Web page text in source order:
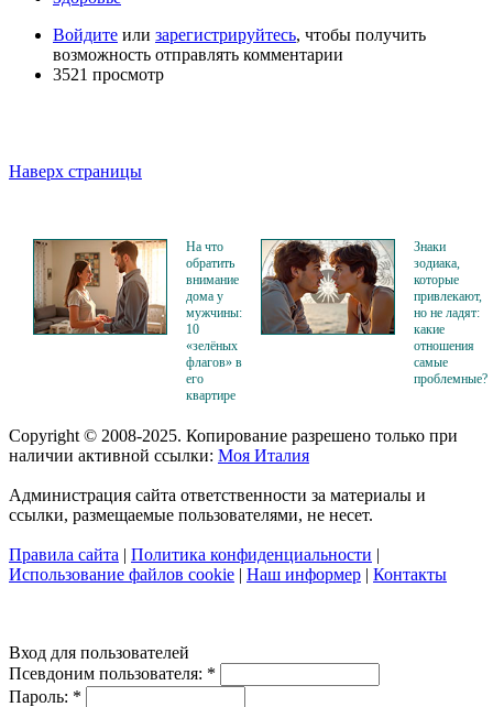
Войдите или зарегистрируйтесь, чтобы получить
возможность отправлять комментарии
3521 просмотр
Наверх страницы
На что
обратить
внимание
дома у
мужчины:
10
«зелёных
флагов» в
его
квартире
Знаки
зодиака,
которые
привлекают,
но не ладят:
какие
отношения
самые
проблемные?
Copyright © 2008-2025. Копирование разрешено только при
наличии активной ссылки: Моя Италия
Администрация сайта ответственности за материалы и
ссылки, размещаемые пользователями, не несет.
Правила сайта | Политика конфиденциальности |
Использование файлов cookie | Наш информер | Контакты
Вход для пользователей
Псевдоним пользователя: *
Пароль: *